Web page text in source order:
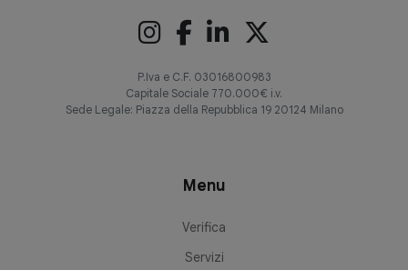
P.Iva e C.F. 03016800983
Capitale Sociale 770.000€ i.v.
Sede Legale: Piazza della Repubblica 19 20124 Milano
Menu
Verifica
Servizi